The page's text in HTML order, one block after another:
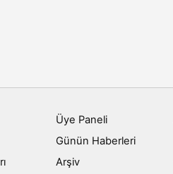
Üye Paneli
Günün Haberleri
Arşiv